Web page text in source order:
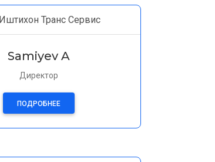
Транс Сервис
Samiyev A
Директор
ПОДРОБНЕЕ